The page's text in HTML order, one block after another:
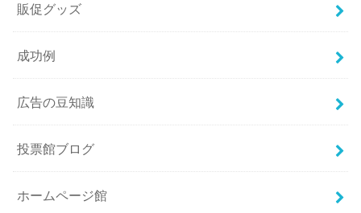
販促グッズ
成功例
広告の豆知識
投票館ブログ
ホームページ館